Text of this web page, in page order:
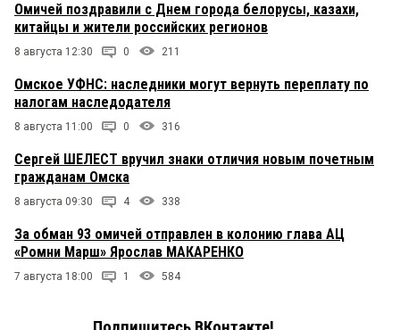
Омичей поздравили с Днем города белорусы, казахи,
китайцы и жители российских регионов
8 августа 12:30 0 211
Омское УФНС: наследники могут вернуть переплату по
налогам наследодателя
8 августа 11:00 0 316
Сергей ШЕЛЕСТ вручил знаки отличия новым почетным
гражданам Омска
8 августа 09:30 4 338
За обман 93 омичей отправлен в колонию глава АЦ
«Ромни Марш» Ярослав МАКАРЕНКО
7 августа 18:00 1 584